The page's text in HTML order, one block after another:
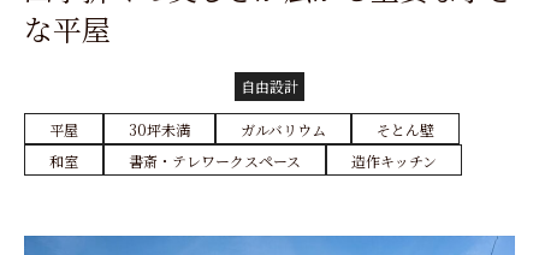
な平屋
自由設計
平屋 30坪未満 ガルバリウム
そとん壁
和室
書斎・テレワークスペース 造作キッチン